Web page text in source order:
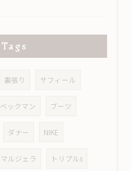
Tags
裏張り サフィール
ベックマン ブーツ
ダナー NIKE
マルジェラ トリプルs